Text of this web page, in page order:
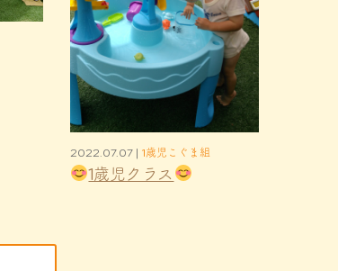
2022.07.07 | 1歳児こぐま組
1歳児クラス